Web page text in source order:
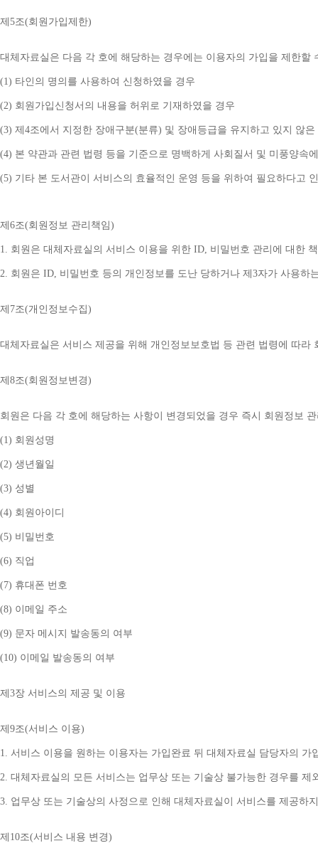
제 5조(회원가입제한)
대체자료실은 다음 각 호에 해당하는 경우에는 이용자의 가입을 제한할
(1) 타인의 명의를 사용하여 신청하였을 경우
(2) 회원가입신청서의 내용을 허위로 기재하였을 경우
(3) 제 4조에서 지정한 장애구분(분류) 및 장애등급을 유지하고 있지 않은
(4) 본 약관과 관련 법령 등을 기준으로 명백하게 사회질서 및 미풍양속
(5) 기타 본 도서관이 서비스의 효율적인 운영 등을 위하여 필요하다고
제 6조(회원정보 관리책임)
1. 회원은 대체자료실의 서비스 이용을 위한 ID, 비밀번호 관리에 대한
2. 회원은 ID, 비밀번호 등의 개인정보를 도난 당하거나 제 3자가 사용하
제 7조(개인정보수집)
대체자료실은 서비스 제공을 위해 개인정보보호법 등 관련 법령에 따라
제 8조(회원정보변경)
회원은 다음 각 호에 해당하는 사항이 변경되었을 경우 즉시 회원정보
(1) 회원성명
(2) 생년월일
(3) 성별
(4) 회원아이디
(5) 비밀번호
(6) 직업
(7) 휴대폰 번호
(8) 이메일 주소
(9) 문자 메시지 발송동의 여부
(10) 이메일 발송동의 여부
제 3장 서비스의 제공 및 이용
제 9조(서비스 이용)
1. 서비스 이용을 원하는 이용자는 가입완료 뒤 대체자료실 담당자의
2. 대체자료실의 모든 서비스는 업무상 또는 기술상 불가능한 경우를 제
3. 업무상 또는 기술상의 사정으로 인해 대체자료실이 서비스를 제공하
제 10조(서비스 내용 변경)